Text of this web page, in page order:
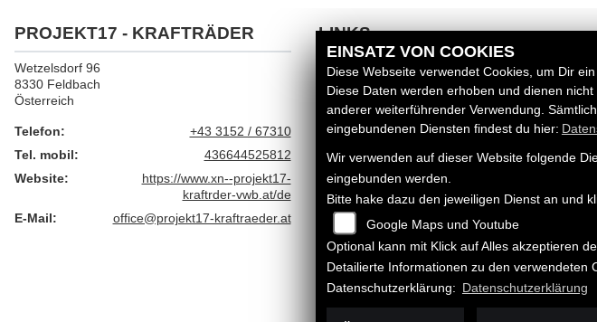
PROJEKT17 - KRAFTRÄDER
Wetzelsdorf 96
8330 Feldbach
Österreich
Telefon:
+43 3152 / 67310
Tel. mobil:
436644525812
Website:
https://www.xn--projekt17-
kraftrder-vwb.at/de
E-Mail:
office@projekt17-kraftraeder.at
LINKS
Unternehmen
Neufahrzeuge
Service
EINSATZ VON COOKIES
Diese Webseite verwendet Cookies, um Dir
Diese Daten werden erhoben und dienen
anderer weiterführender Verwendung.
eingebundenen Diensten findest du hier:
Wir verwenden auf dieser Website folgende
eingebunden werden.
Bitte hake dazu den jeweiligen Dienst an und
Google Maps und Youtube
Optional kann mit Klick auf Alles akzeptieren
Detailierte Informationen zu den verwendeten
Datenschutzerklärung: Datenschutzerklärung